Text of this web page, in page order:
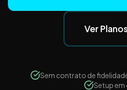
Ver Planos
Sem contrato de
Setup em